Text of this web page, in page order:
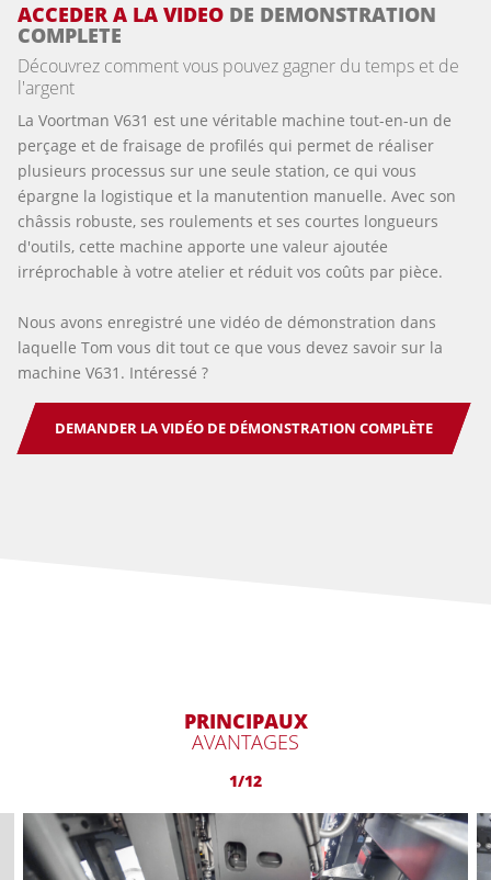
ACCEDER A LA VIDEO DE DEMONSTRATION
COMPLETE
Découvrez comment vous pouvez gagner du temps et de
l'argent
La Voortman V631 est une véritable machine tout-en-un de
perçage et de fraisage de profilés qui permet de réaliser
plusieurs processus sur une seule station, ce qui vous
épargne la logistique et la manutention manuelle. Avec son
châssis robuste, ses roulements et ses courtes longueurs
d'outils, cette machine apporte une valeur ajoutée
irréprochable à votre atelier et réduit vos coûts par pièce.
Nous avons enregistré une vidéo de démonstration dans
laquelle Tom vous dit tout ce que vous devez savoir sur la
machine V631. Intéressé ?
DEMANDER LA VIDÉO DE DÉMONSTRATION COMPLÈTE
PRINCIPAUX
AVANTAGES
1/12